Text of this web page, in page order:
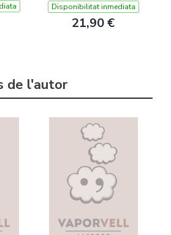
Disponibilitat inmediata
21,90 €
de l'autor